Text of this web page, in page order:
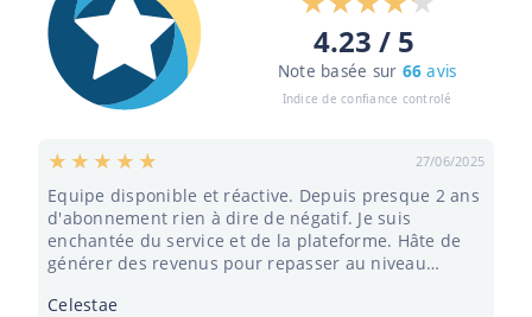
4.23 / 5
Note basée sur 66 avis
Indice de confiance controlé
27/06/2025
Equipe disponible et réactive. Depuis presque 2 ans
d'abonnement rien à dire de négatif. Je suis
enchantée du service et de la plateforme. Hâte de
générer des revenus pour repasser au niveau
Celestae